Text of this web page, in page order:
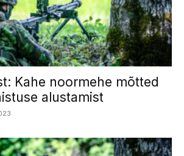
Kahe noormehe mõtted
alustamist